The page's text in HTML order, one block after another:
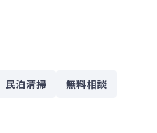
民泊清掃
無料相談